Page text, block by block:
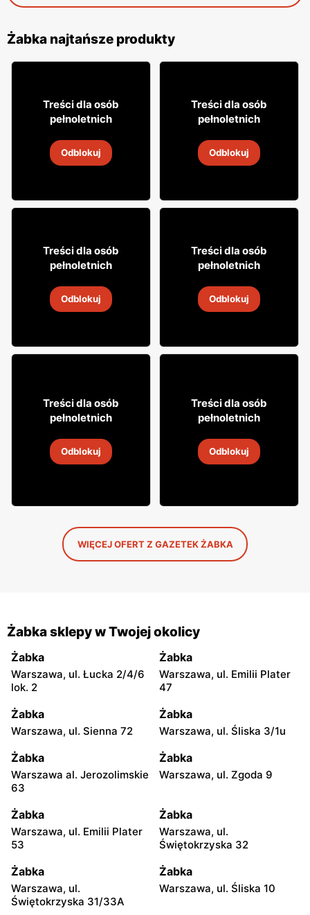
Żabka najtańsze produkty
49 99
18 sie 2026
Treści dla osób
pełnoletnich
Odblokuj
4999
18 sie 2026
Treści dla osób
pełnoletnich
Odblokuj
1699
18 sie 2026
Treści dla osób
pełnoletnich
Odblokuj
7 99
18 sie 2026
Treści dla osób
pełnoletnich
Odblokuj
49
Napój alkoholowy Soplica
18 sie 2026
Treści dla osób
pełnoletnich
Odblokuj
2999
Wódka Żołądkowa Gorzka
18 sie 2026
Treści dla osób
pełnoletnich
Odblokuj
WIĘCEJ OFERT Z GAZETEK ŻABKA
Żabka sklepy w Twojej okolicy
Żabka
Warszawa, ul. Łucka 2/4/6
lok. 2
Żabka
Warszawa, ul. Emilii Plater
47
Żabka
Warszawa, ul. Sienna 72
Żabka
Warszawa, ul. Śliska 3/1u
Żabka
Warszawa al. Jerozolimskie
63
Żabka
Warszawa, ul. Zgoda 9
Żabka
Warszawa, ul. Emilii Plater
53
Żabka
Warszawa, ul.
Świętokrzyska 32
Żabka
Warszawa, ul.
Świętokrzyska 31/33A
Żabka
Warszawa, ul. Śliska 10